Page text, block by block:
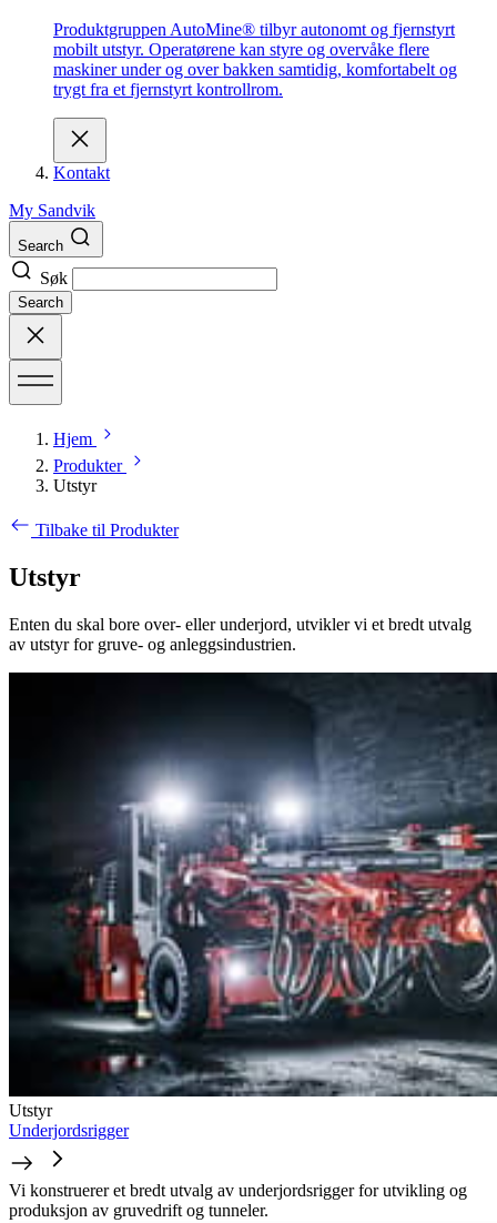
Produktgruppen AutoMine® tilbyr autonomt og fjernstyrt
mobilt utstyr. Operatørene kan styre og overvåke flere
maskiner under og over bakken samtidig, komfortabelt og
trygt fra et fjernstyrt kontrollrom.
Kontakt
My Sandvik
Search
Søk
Search
Hjem
Produkter
Utstyr
Tilbake til Produkter
Utstyr
Enten du skal bore over- eller underjord, utvikler vi et bredt utvalg
av utstyr for gruve- og anleggsindustrien.
Utstyr
Underjordsrigger
Vi konstruerer et bredt utvalg av underjordsrigger for utvikling og
produksjon av gruvedrift og tunneler.